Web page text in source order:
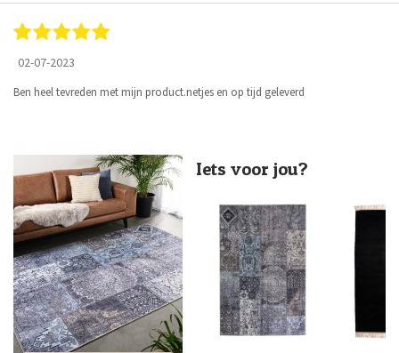
02-07-2023
Ben heel tevreden met mijn product.netjes en op tijd geleverd
Iets voor jou?